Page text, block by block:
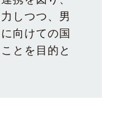
しつつ、男
向けての国
とを目的と